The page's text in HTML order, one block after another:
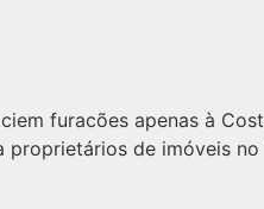
furacões apenas à
de imóveis